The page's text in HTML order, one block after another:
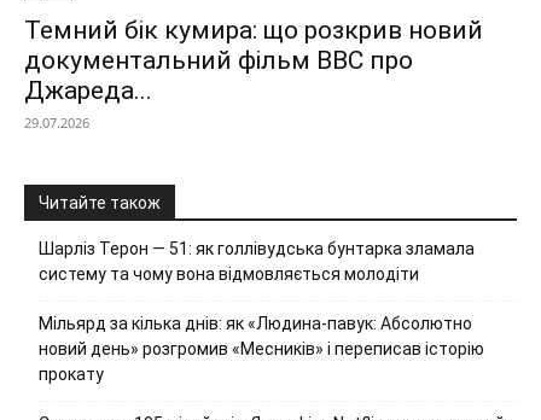
Темний бік кумира: що розкрив новий
документальний фільм ВВС про
Джареда...
29.07.2026
Читайте також
Шарліз Терон — 51: як голлівудська бунтарка зламала
систему та чому вона відмовляється молодіти
Мільярд за кілька днів: як «Людина-павук: Абсолютно
новий день» розгромив «Месників» і переписав історію
прокату